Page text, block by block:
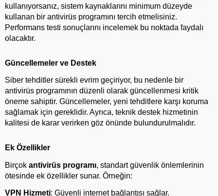
kullanıyorsanız, sistem kaynaklarını minimum düzeyde
kullanan bir antivirüs programını tercih etmelisiniz.
Performans testi sonuçlarını incelemek bu noktada faydalı
olacaktır.
Güncellemeler ve Destek
Siber tehditler sürekli evrim geçiriyor, bu nedenle bir
antivirüs programının düzenli olarak güncellenmesi kritik
öneme sahiptir. Güncellemeler, yeni tehditlere karşı koruma
sağlamak için gereklidir. Ayrıca, teknik destek hizmetinin
kalitesi de karar verirken göz önünde bulundurulmalıdır.
Ek Özellikler
Birçok antivirüs programı, standart güvenlik önlemlerinin
ötesinde ek özellikler sunar. Örneğin:
VPN Hizmeti: Güvenli internet bağlantısı sağlar.